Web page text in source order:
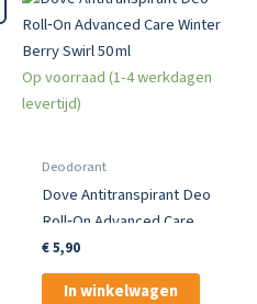
Op voorraad (1-4 werkdagen
levertijd)
Deodorant
Dove Antitranspirant Deo
Roll‑On Advanced Care
Winter Berry Swirl 50 ml
€5,90
In winkelwagen